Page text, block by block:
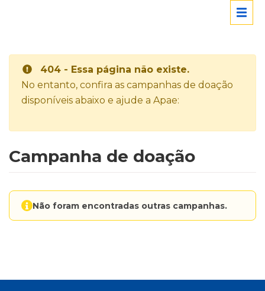
404 - Essa página não existe.
No entanto, confira as campanhas de doação
disponíveis abaixo e ajude a Apae:
Campanha de doação
Não foram encontradas outras campanhas.